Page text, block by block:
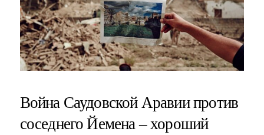
Война Саудовской Аравии против
соседнего Йемена – хороший